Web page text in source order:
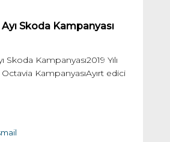
Ayı Skoda Kampanyası
Skoda Kampanyası2019 Yılı
Octavia KampanyasıAyırt edici